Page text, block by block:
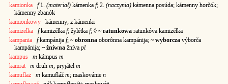
kamionka
f1. (materiał) kámenka f; 2. (naczynia) kámenna posúda; kámenny horčók;
kámenny zbanók
kamionkowy kámenny; z kámenki
kamizelka
fkamizélka f; žylétka f; ◊ ~ ratunkowa ratunkóva kamizélka
kampania
fkampánija f; ~ obronna oborônna kampánija; ~ wyborcza výborča
kampánija; ~ żniwna žníva pl
kampus
m kámpus m
kamrat
m druh m; pryjátel m
kamuflaż
m kamufláž m; maskovánie n